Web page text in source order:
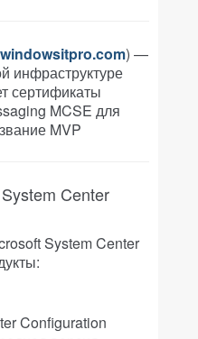
) —
инфраструктуре
сертификаты
MCSE для
MVP
Center
System Center
Configuration